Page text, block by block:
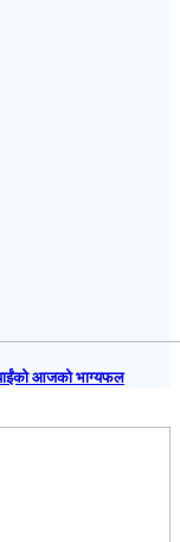
आजको भाग्यफल